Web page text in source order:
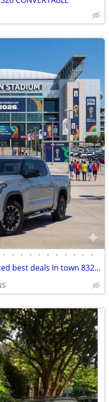
• • • • • • • • • • •
🛻2023 Toyota Tundra Limited best deals In town 832-249-1818